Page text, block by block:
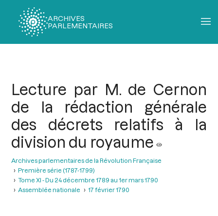
ARCHIVES
PARLEMENTAIRES
Lecture par M. de Cernon
de la rédaction générale
des décrets relatifs à la
division du royaume
Archives parlementaires de la Révolution Française
Première série (1787-1799)
Tome XI - Du 24 décembre 1789 au 1er mars 1790
Assemblée nationale
17 février 1790